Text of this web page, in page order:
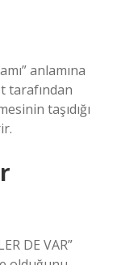
anlamına
tarafından
taşıdığı
DE VAR”